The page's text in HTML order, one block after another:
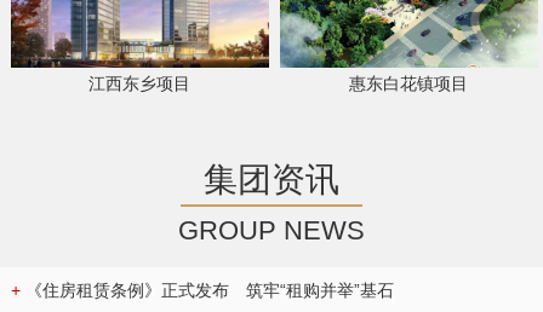
江西东乡项目 惠东白花镇项目
集团资讯
GROUP NEWS
+ 《住房租赁条例》正式发布 筑牢“租购并举”基石